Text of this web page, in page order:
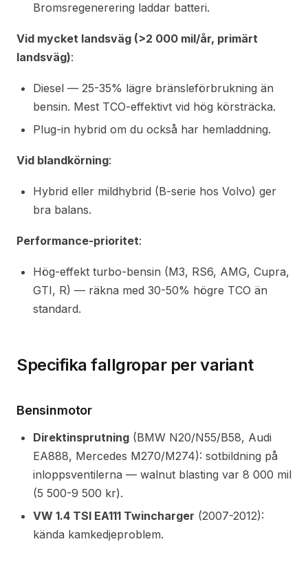
Bromsregenerering laddar batteri.
Vid mycket landsväg (>2 000 mil/år, primärt
landsväg):
Diesel — 25-35% lägre bränsleförbrukning än
bensin. Mest TCO-effektivt vid hög körsträcka.
Plug-in hybrid om du också har hemladdning.
Vid blandkörning:
Hybrid eller mildhybrid (B-serie hos Volvo) ger
bra balans.
Performance-prioritet:
Hög-effekt turbo-bensin (M3, RS6, AMG, Cupra,
GTI, R) — räkna med 30-50% högre TCO än
standard.
Specifika fallgropar per variant
Bensinmotor
Direktinsprutning (BMW N20/N55/B58, Audi
EA888, Mercedes M270/M274): sotbildning på
inloppsventilerna — walnut blasting var 8 000 mil
(5 500-9 500 kr).
VW 1.4 TSI EA111 Twincharger (2007-2012):
kända kamkedjeproblem.